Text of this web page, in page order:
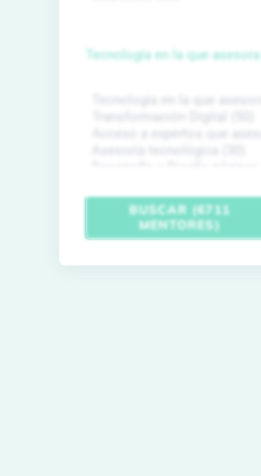
Tecnología en la que asesora
BUSCAR (6711
MENTORES)